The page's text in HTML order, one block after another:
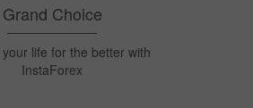
InstaForex Sniper
paling pantas dan
AS$1,500 setiap minggu!